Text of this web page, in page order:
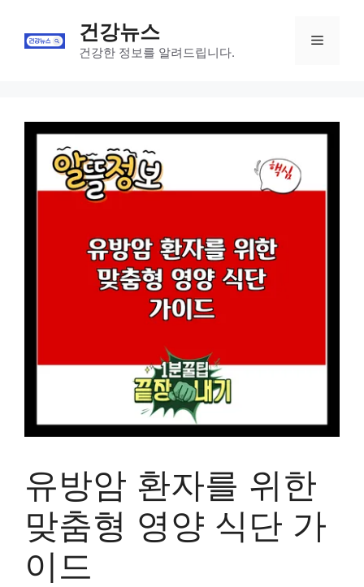
content
건강뉴스
건강한 정보를 알려드립니다.
Menu
유방암 환자를 위한
맞춤형 영양 식단 가
이드